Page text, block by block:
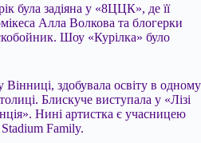
була задіяна у «8ЦЦК», де її
Алла Волкова та блогерки
Шоу «Курілка» було
здобувала освіту в одному
Блискуче виступала у «Лізі
Нині артистка є учасницею
Family.